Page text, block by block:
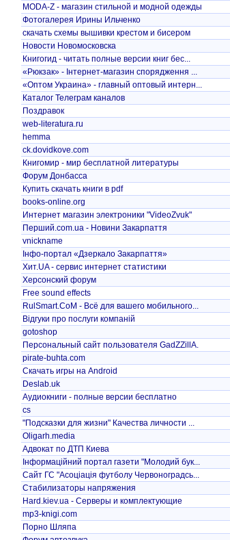
MODA-Z - магазин стильной и модной одежды
Фотогалерея Ирины Ильченко
скачать схемы вышивки крестом и бисером
Новости Новомосковска
Книгогид - читать полные версии книг бес...
«Рюкзак» - Інтернет-магазин спорядження ...
«Оптом Украина» - главный оптовый интерн...
Каталог Телеграм каналов
Поздравок
web-literatura.ru
hemma
ck.dovidkove.com
Книгомир - мир бесплатной литературы
Форум Донбасса
Купить скачать книги в pdf
books-online.org
Интернет магазин электроники "VideoZvuk"
Перший.сom.ua - Новини Закарпаття
vnickname
Інфо-портал «Дзеркало Закарпаття»
Хит.UA - сервис интернет статистики
Херсонский форум
Free sound effects
RulSmart.CoM - Всё для вашего мобильного...
Відгуки про послуги компаній
gotoshop
Персональный сайт пользователя GadZZillA.
pirate-buhta.com
Скачать игры на Android
Deslab.uk
Аудиокниги - полные версии бесплатно
cs
"Подсказки для жизни" Качества личности ...
Oligarh.media
Адвокат по ДТП Киева
Інформаційний портал газети "Молодий бук...
Сайт ГС "Асоціація футболу Червоноградсь...
Стабилизаторы напряжения
Hard.kiev.ua - Серверы и комплектующие
mp3-knigi.com
Порно Шляпа